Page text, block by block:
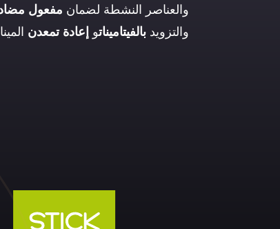
والعناصر النشطة لضمان مفعول مضاد
والتزويد بالفيتاميناتو إعادة تمعدن